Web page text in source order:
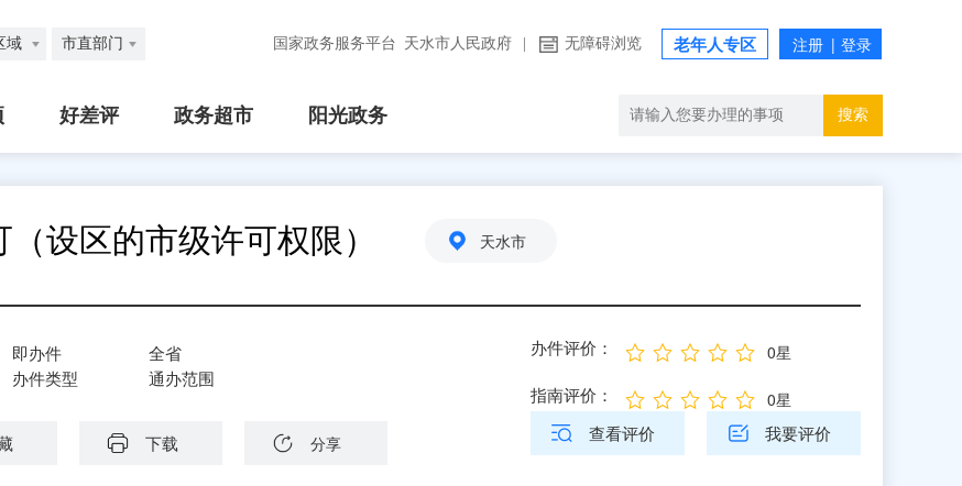
域 市直部门 国家政务服务平台 天水市人民政府 无障碍浏览 老年人专区
好差评 政务超市 阳光政务 搜索
设区的市级许可权限） 天水市
即办件
办件类型
全省
通办范围
下载 分享
办件评价： 0星
指南评价： 0星
查看评价 我要评价